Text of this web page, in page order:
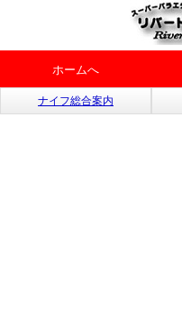
ホームへ
ナイフ総合案内